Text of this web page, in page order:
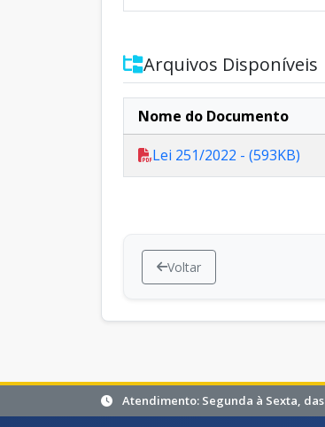
Arquivos Disponíveis
Nome do Documento
Lei 251/2022 - (593KB)
Voltar
Atendimento: Segunda à Sexta, das